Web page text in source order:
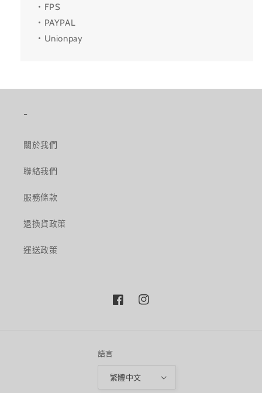
・FPS
・PAYPAL
・Unionpay
-
關於我們
聯絡我們
服務條款
退換貨政策
運送政策
FacebookInstagram
語言
繁體中文